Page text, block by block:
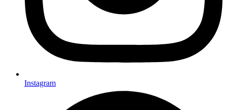
Instagram